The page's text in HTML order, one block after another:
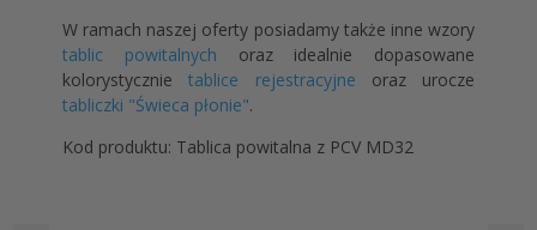
W ramach naszej oferty posiadamy także inne wzory
tablic powitalnych oraz idealnie dopasowane
kolorystycznietablice rejestracyjne oraz urocze
tabliczki "Świeca płonie".
Kod produktu: Tablica powitalna z PCV MD32